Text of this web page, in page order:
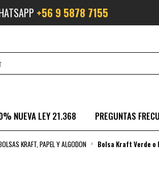
+56 9 5878 7155
NUEVA LEY 21.368 PREGUNTAS
KRAFT, PAPEL Y ALGODON Bolsa Kraft Verde o